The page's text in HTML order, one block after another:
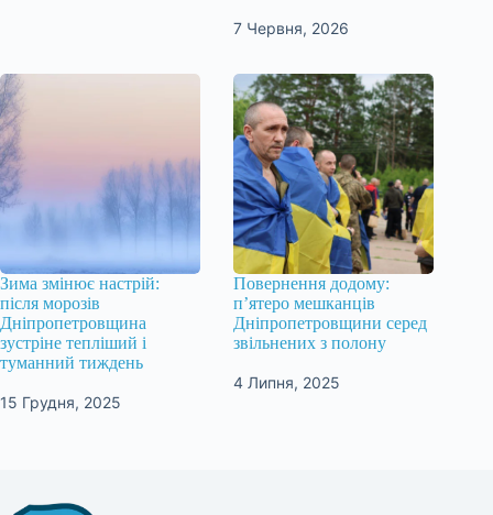
7 Червня, 2026
Зима змінює настрій:
після морозів
Дніпропетровщина
зустріне тепліший і
туманний тиждень
15 Грудня, 2025
Повернення додому:
п’ятеро мешканців
Дніпропетровщини серед
звільнених з полону
4 Липня, 2025